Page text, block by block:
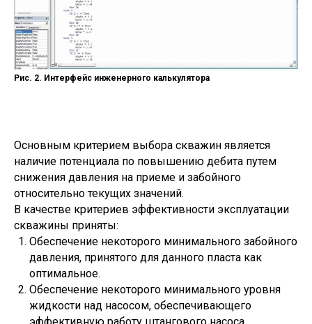
Рис. 2. Интерфейс инженерного калькулятора
Основным критерием выбора скважин является
наличие потенциала по повышению дебита путем
снижения давления на приеме и забойного
относительно текущих значений.
В качестве критериев эффективности эксплуатации
скважины приняты:
Обеспечение некоторого минимального забойного
давления, принятого для данного пласта как
оптимальное.
Обеспечение некоторого минимального уровня
жидкости над насосом, обеспечивающего